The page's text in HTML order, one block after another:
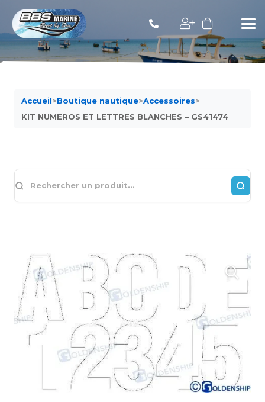
Accueil>Boutique nautique>Accessoires>
KIT NUMEROS ET LETTRES BLANCHES – GS41474